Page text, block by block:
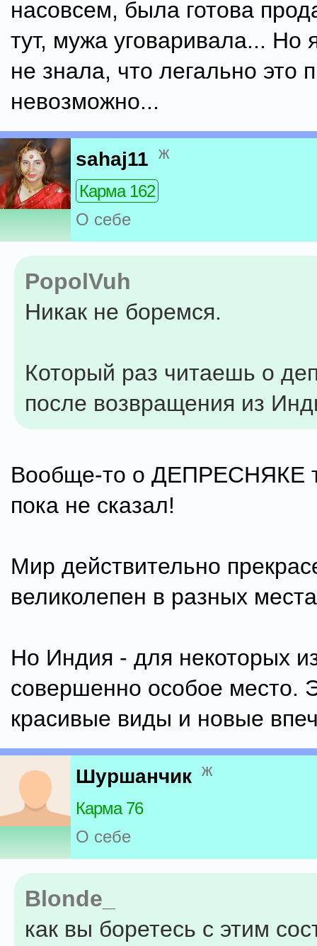
насовсем, была готова
тут, мужа уговаривала... Но
не знала, что легально это
невозможно...
sahaj11 ж
Карма 162
О себе
PopolVuh
Никак не боремся.
Который раз читаешь о
после возвращения из
Вообще-то о ДЕПРЕСНЯКЕ
пока не сказал!
Мир действительно
великолепен в разных
Но Индия - для некоторых
совершенно особое место.
красивые виды и новые
Шуршанчик ж
Карма 76
О себе
Blonde_
как вы боретесь с этим